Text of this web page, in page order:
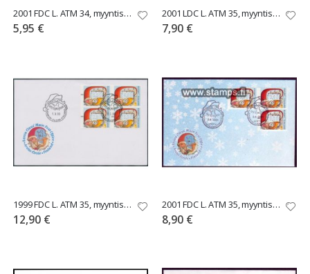
2001 FDC L. ATM 34, myyntisarja 3,00 - 3,60 - 5,40
5,95 €
2001 LDC L. ATM 35, myyntisarja 3,00 - 3,60 - 5,40
7,90 €
1999 FDC L. ATM 35, myyntisarja 2,90 - 3,00 - 3,50
12,90 €
2001 FDC L. ATM 35, myyntisarja 3,00 - 3,60 - 5,40
8,90 €